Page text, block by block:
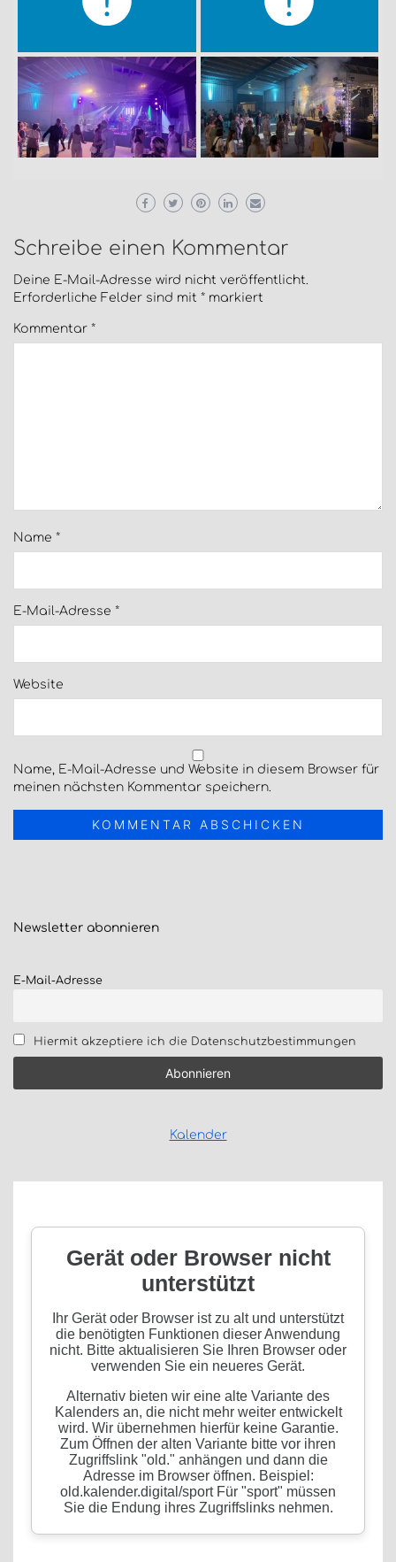
Schreibe einen Kommentar
Deine E-Mail-Adresse wird nicht veröffentlicht.
Erforderliche Felder sind mit * markiert
Kommentar *
Name *
E-Mail-Adresse *
Website
Name, E-Mail-Adresse und Website in diesem Browser für
meinen nächsten Kommentar speichern.
Newsletter abonnieren
E-Mail-Adresse
Hiermit akzeptiere ich die Datenschutzbestimmungen
Kalender